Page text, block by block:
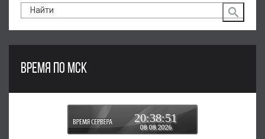
ВРЕМЯ ПО МСК
20:38:51
08.08.2026